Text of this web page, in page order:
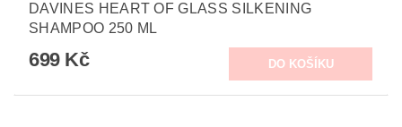
DAVINES HEART OF GLASS SILKENING
SHAMPOO 250 ML
699 Kč